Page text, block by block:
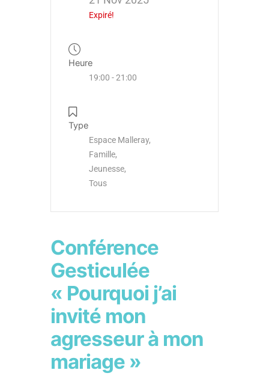
Expiré!
Heure
19:00 - 21:00
Type
Espace Malleray,
Famille,
Jeunesse,
Tous
Conférence
Gesticulée
« Pourquoi j’ai
invité mon
agresseur à mon
mariage »